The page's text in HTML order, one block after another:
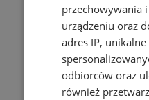
przechowywania
urządzeniu oraz
adres IP,
odbiorców oraz
również